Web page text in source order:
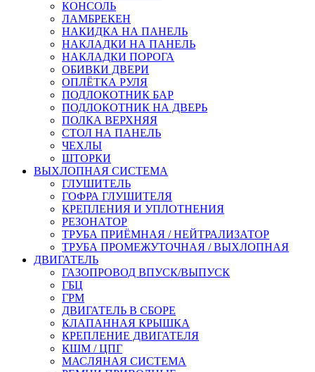
КОНСОЛЬ
ЛАМБРЕКЕН
НАКИДКА НА ПАНЕЛЬ
НАКЛАДКИ НА ПАНЕЛЬ
НАКЛАДКИ ПОРОГА
ОБИВКИ ДВЕРИ
ОПЛЁТКА РУЛЯ
ПОДЛОКОТНИК БАР
ПОДЛОКОТНИК НА ДВЕРЬ
ПОЛКА ВЕРХНЯЯ
СТОЛ НА ПАНЕЛЬ
ЧЕХЛЫ
ШТОРКИ
ВЫХЛОПНАЯ СИСТЕМА
ГЛУШИТЕЛЬ
ГОФРА ГЛУШИТЕЛЯ
КРЕПЛЕНИЯ И УПЛОТНЕНИЯ
РЕЗОНАТОР
ТРУБА ПРИЁМНАЯ / НЕЙТРАЛИЗАТОР
ТРУБА ПРОМЕЖУТОЧНАЯ / ВЫХЛОПНАЯ
ДВИГАТЕЛЬ
ГАЗОПРОВОД ВПУСК/ВЫПУСК
ГБЦ
ГРМ
ДВИГАТЕЛЬ В СБОРЕ
КЛАПАННАЯ КРЫШКА
КРЕПЛЕНИЕ ДВИГАТЕЛЯ
КШМ / ЦПГ
МАСЛЯНАЯ СИСТЕМА